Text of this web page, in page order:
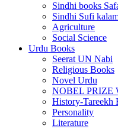
Sindhi Sufi
Agriculture
Social Science
Urdu Books
Seerat UN Nabi
Religious Books
Novel Urdu
NOBEL PRIZE
History-Tareekh
Personality
Literature